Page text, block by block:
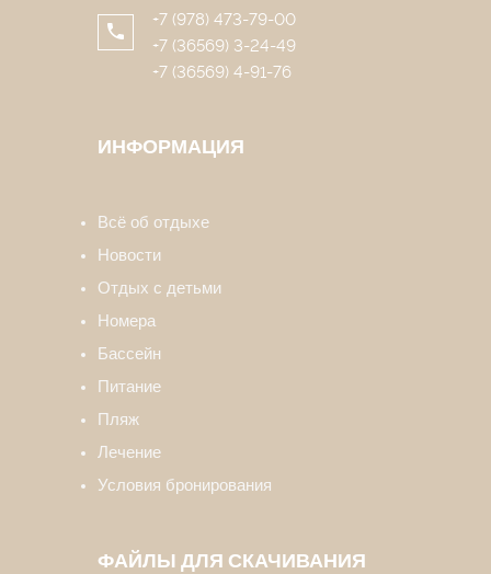
+7 (978) 473-79-00
+7 (36569) 3-24-49
+7 (36569) 4-91-76
ИНФОРМАЦИЯ
Всё об отдыхе
Новости
Отдых с детьми
Номера
Бассейн
Питание
Пляж
Лечение
Условия бронирования
ФАЙЛЫ ДЛЯ СКАЧИВАНИЯ